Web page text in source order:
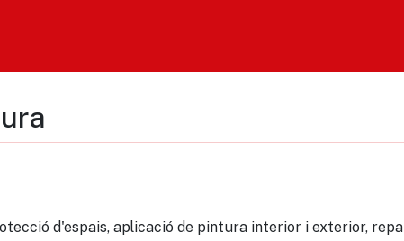
d'espais, aplicació de pintura interior i exterior,